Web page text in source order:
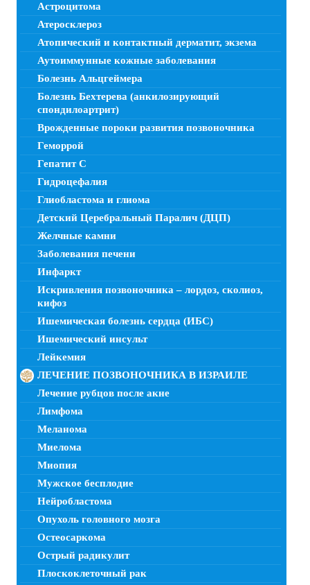
Астроцитома
Атеросклероз
Атопический и контактный дерматит, экзема
Аутоиммунные кожные заболевания
Болезнь Альцгеймера
Болезнь Бехтерева (анкилозирующий
спондилоартрит)
Врожденные пороки развития позвоночника
Геморрой
Гепатит C
Гидроцефалия
Глиобластома и глиома
Детский Церебральный Паралич (ДЦП)
Желчные камни
Заболевания печени
Инфаркт
Искривления позвоночника – лордоз, сколиоз,
кифоз
Ишемическая болезнь сердца (ИБС)
Ишемический инсульт
Лейкемия
ЛЕЧЕНИЕ ПОЗВОНОЧНИКА В ИЗРАИЛЕ
Лечение рубцов после акне
Лимфома
Меланома
Миелома
Миопия
Мужское бесплодие
Нейробластома
Опухоль головного мозга
Остеосаркома
Острый радикулит
Плоскоклеточный рак